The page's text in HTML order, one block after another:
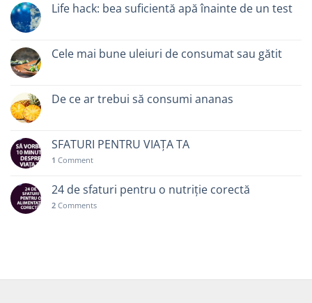
Life hack: bea suficientă apă înainte de un test
Cele mai bune uleiuri de consumat sau gătit
De ce ar trebui să consumi ananas
SFATURI PENTRU VIAȚA TA
1 Comment
24 de sfaturi pentru o nutriție corectă
2 Comments